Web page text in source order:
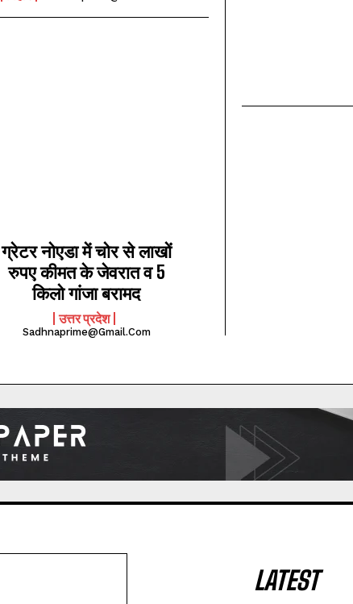
ग्रेटर नोएडा में चोर से लाखों
रुपए कीमत के जेवरात व 5
किलो गांजा बरामद
उत्तर प्रदेश
Sadhnaprime@gmail.com
LATEST